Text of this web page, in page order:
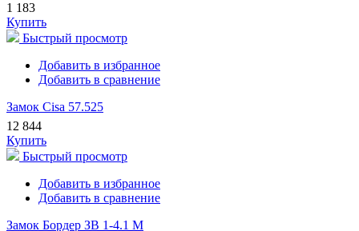
1 183
Купить
Быстрый просмотр
Добавить в избранное
Добавить в сравнение
Замок Cisa 57.525
12 844
Купить
Быстрый просмотр
Добавить в избранное
Добавить в сравнение
Замок Бордер ЗВ 1-4.1 М